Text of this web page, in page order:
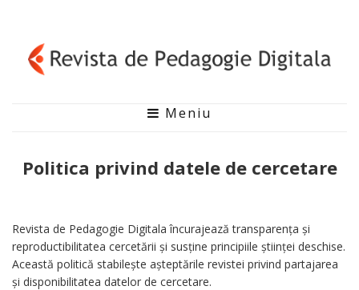
Meniu
Politica privind datele de cercetare
Revista de Pedagogie Digitala încurajează transparența și
reproductibilitatea cercetării și susține principiile științei deschise.
Această politică stabilește așteptările revistei privind partajarea
și disponibilitatea datelor de cercetare.